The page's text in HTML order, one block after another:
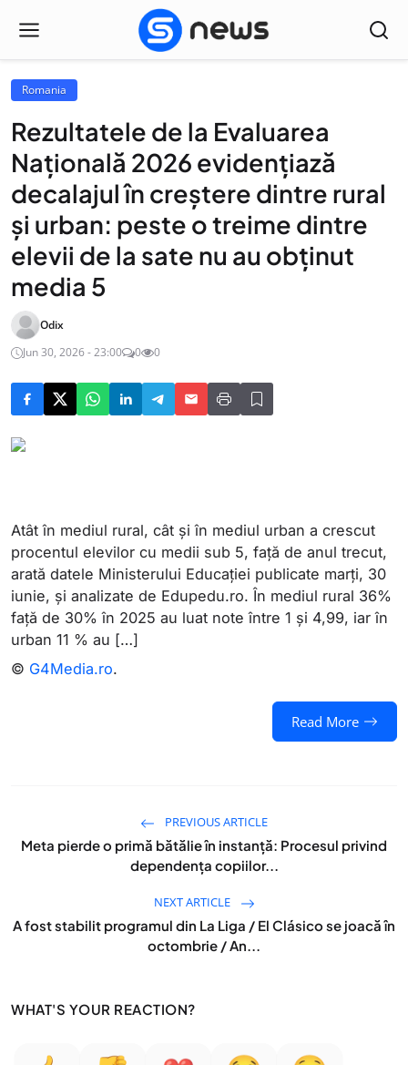
Romania
Rezultatele de la Evaluarea
Națională 2026 evidențiază
decalajul în creștere dintre rural
și urban: peste o treime dintre
elevii de la sate nu au obținut
media 5
Odix
Jun 30, 2026 - 23:00
0 0
Atât în mediul rural, cât și în mediul urban a crescut
procentul elevilor cu medii sub 5, față de anul trecut,
arată datele Ministerului Educației publicate marți, 30
iunie, și analizate de Edupedu.ro. În mediul rural 36%
față de 30% în 2025 au luat note între 1 și 4,99, iar în
urban 11 % au […]
© G4Media.ro.
Read More
PREVIOUS ARTICLE
Meta pierde o primă bătălie în instanță: Procesul privind
dependența copiilor...
NEXT ARTICLE
A fost stabilit programul din La Liga / El Clásico se joacă în
octombrie / An...
WHAT'S YOUR REACTION?